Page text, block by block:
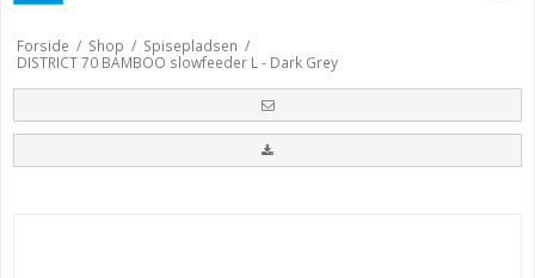
Forside / Shop / Spisepladsen /
DISTRICT 70 BAMBOO slowfeeder L - Dark Grey